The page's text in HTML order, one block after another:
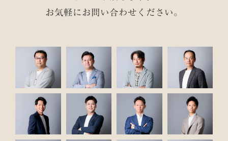
お気軽にお問い合わせください。